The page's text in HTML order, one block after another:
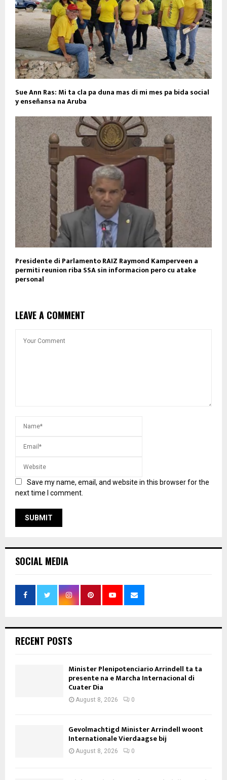
Sue Ann Ras: Mi ta cla pa duna mas di mi mes pa bida social
y enseñansa na Aruba
Presidente di Parlamento RAIZ Raymond Kamperveen a
permiti reunion riba SSA sin informacion pero cu atake
personal
LEAVE A COMMENT
Save my name, email, and website in this browser for the
next time I comment.
SOCIAL MEDIA
RECENT POSTS
Minister Plenipotenciario Arrindell ta ta
presente na e Marcha Internacional di
Cuater Dia
August 8, 2026 0
Gevolmachtigd Minister Arrindell woont
Internationale Vierdaagse bij
August 8, 2026 0